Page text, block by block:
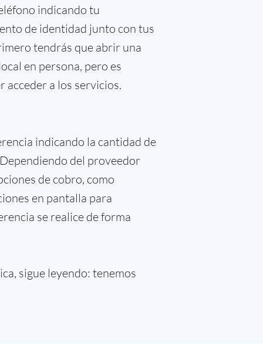
indicando tu
de identidad junto con tus
tendrás que abrir una
en persona, pero es
acceder a los servicios.
indicando la cantidad de
del proveedor
de cobro, como
en pantalla para
se realice de forma
sigue leyendo: tenemos